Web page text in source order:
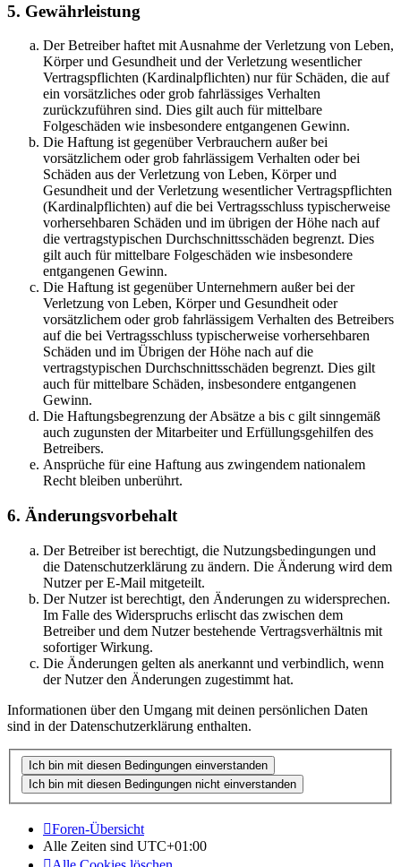
5. Gewährleistung
Der Betreiber haftet mit Ausnahme der Verletzung von Leben,
Körper und Gesundheit und der Verletzung wesentlicher
Vertragspflichten (Kardinalpflichten) nur für Schäden, die auf
ein vorsätzliches oder grob fahrlässiges Verhalten
zurückzuführen sind. Dies gilt auch für mittelbare
Folgeschäden wie insbesondere entgangenen Gewinn.
Die Haftung ist gegenüber Verbrauchern außer bei
vorsätzlichem oder grob fahrlässigem Verhalten oder bei
Schäden aus der Verletzung von Leben, Körper und
Gesundheit und der Verletzung wesentlicher Vertragspflichten
(Kardinalpflichten) auf die bei Vertragsschluss typischerweise
vorhersehbaren Schäden und im übrigen der Höhe nach auf
die vertragstypischen Durchschnittsschäden begrenzt. Dies
gilt auch für mittelbare Folgeschäden wie insbesondere
entgangenen Gewinn.
Die Haftung ist gegenüber Unternehmern außer bei der
Verletzung von Leben, Körper und Gesundheit oder
vorsätzlichem oder grob fahrlässigem Verhalten des Betreibers
auf die bei Vertragsschluss typischerweise vorhersehbaren
Schäden und im Übrigen der Höhe nach auf die
vertragstypischen Durchschnittsschäden begrenzt. Dies gilt
auch für mittelbare Schäden, insbesondere entgangenen
Gewinn.
Die Haftungsbegrenzung der Absätze a bis c gilt sinngemäß
auch zugunsten der Mitarbeiter und Erfüllungsgehilfen des
Betreibers.
Ansprüche für eine Haftung aus zwingendem nationalem
Recht bleiben unberührt.
6. Änderungsvorbehalt
Der Betreiber ist berechtigt, die Nutzungsbedingungen und
die Datenschutzerklärung zu ändern. Die Änderung wird dem
Nutzer per E-Mail mitgeteilt.
Der Nutzer ist berechtigt, den Änderungen zu widersprechen.
Im Falle des Widerspruchs erlischt das zwischen dem
Betreiber und dem Nutzer bestehende Vertragsverhältnis mit
sofortiger Wirkung.
Die Änderungen gelten als anerkannt und verbindlich, wenn
der Nutzer den Änderungen zugestimmt hat.
Informationen über den Umgang mit deinen persönlichen Daten
sind in der Datenschutzerklärung enthalten.
Foren-Übersicht
Alle Zeiten sind UTC+01:00